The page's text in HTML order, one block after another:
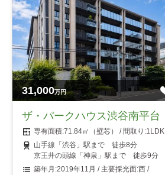
31,000万円
ザ・パークハウス渋谷南平台
71.84㎡（壁芯）
1LDK
山手線「渋谷」駅まで 徒歩8分
京王井の頭線「神泉」駅まで 徒歩9分
2019年11月
西